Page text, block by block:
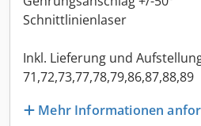
Schnittlinienlaser
Inkl. Lieferung und
71,72,73,77,78,79,86,87,88,89
Mehr Informationen